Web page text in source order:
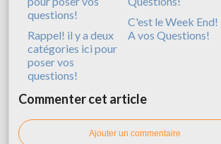
Rappel! il y a deux
catégories ici pour
poser vos
questions!
C'est le Week End!
A vos Questions!
Commenter cet article
Ajouter un commentaire